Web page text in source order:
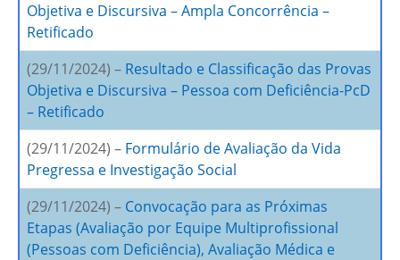
Objetiva e Discursiva – Ampla Concorrência –
Retificado
(29/11/2024) – Resultado e Classificação das Provas
Objetiva e Discursiva – Pessoa com Deficiência-PcD
– Retificado
(29/11/2024) – Formulário de Avaliação da Vida
Pregressa e Investigação Social
(29/11/2024) – Convocação para as Próximas
Etapas (Avaliação por Equipe Multiprofissional
(Pessoas com Deficiência), Avaliação Médica e